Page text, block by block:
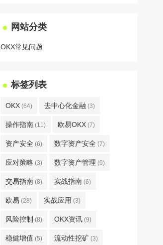
网站分类
OKX常见问题
标签列表
OKX (64) 去中心化金融 (3)
操作指南 (11) 欧易OKX (7)
资产安全 (6) 数字资产安全 (7)
应对策略 (3) 数字资产管理 (9)
交易指南 (8) 实战指南 (6)
欧易 (28) 实战应用 (3)
风险控制 (8) OKX资讯 (9)
稳健增值 (5) 流动性挖矿 (3)